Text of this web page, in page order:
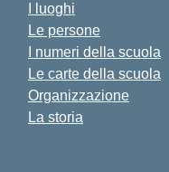
I luoghi
Le persone
I numeri della scuola
Le carte della scuola
Organizzazione
La storia